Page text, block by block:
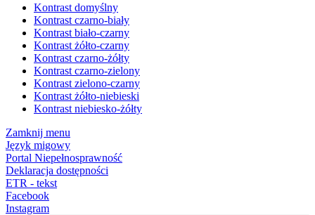
Kontrast domyślny
Kontrast czarno-biały
Kontrast biało-czarny
Kontrast żółto-czarny
Kontrast czarno-żółty
Kontrast czarno-zielony
Kontrast zielono-czarny
Kontrast żółto-niebieski
Kontrast niebiesko-żółty
Zamknij menu
Język migowy
Portal Niepełnosprawność
Deklaracja dostępności
ETR - tekst
Facebook
Instagram